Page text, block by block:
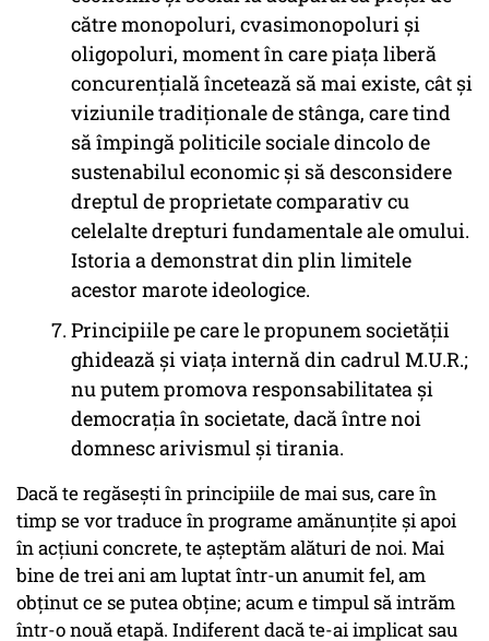
către monopoluri, cvasimonopoluri şi
oligopoluri, moment în care piaţa liberă
concurenţială încetează să mai existe, cât şi
viziunile tradiţionale de stânga, care tind
să împingă politicile sociale dincolo de
sustenabilul economic şi să desconsidere
dreptul de proprietate comparativ cu
celelalte drepturi fundamentale ale omului.
Istoria a demonstrat din plin limitele
acestor marote ideologice.
Principiile pe care le propunem societăţii
ghidează şi viaţa internă din cadrul M.U.R.;
nu putem promova responsabilitatea şi
democraţia în societate, dacă între noi
domnesc arivismul şi tirania.
Dacă te regăseşti în principiile de mai sus, care în
timp se vor traduce în programe amănunţite şi apoi
în acţiuni concrete, te aşteptăm alături de noi. Mai
bine de trei ani am luptat într-un anumit fel, am
obţinut ce se putea obţine; acum e timpul să intrăm
într-o nouă etapă. Indiferent dacă te-ai implicat sau